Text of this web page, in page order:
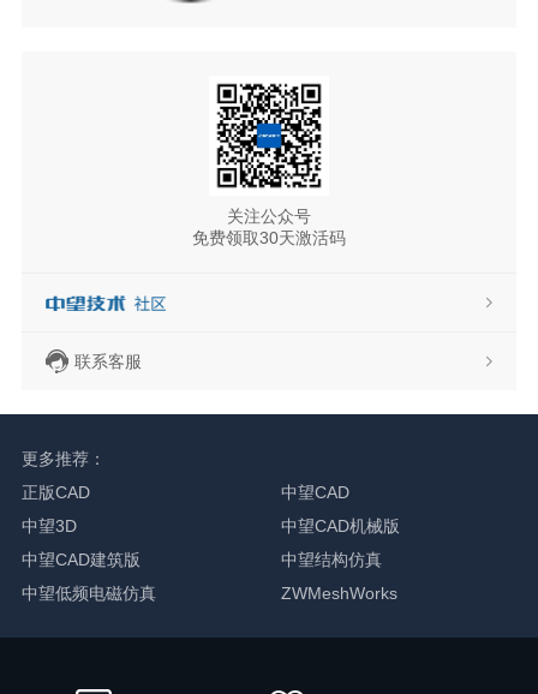
关注公众号
免费领取30天激活码
联系客服
更多推荐：
正版CAD
中望CAD
中望3D
中望CAD机械版
中望CAD建筑版
中望结构仿真
中望低频电磁仿真
ZWMeshWorks